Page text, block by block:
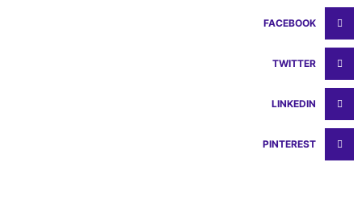
FACEBOOK
TWITTER
LINKEDIN
PINTEREST